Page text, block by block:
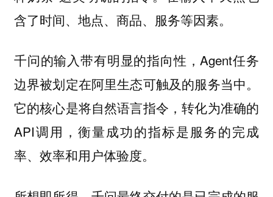
含了时间、地点、商品、服务等因素。
千问的输入带有明显的指向性，Agent任务
边界被划定在阿里生态可触及的服务当中。
它的核心是将自然语言指令，转化为准确的
API调用，衡量成功的指标是服务的完成
率、效率和用户体验度。